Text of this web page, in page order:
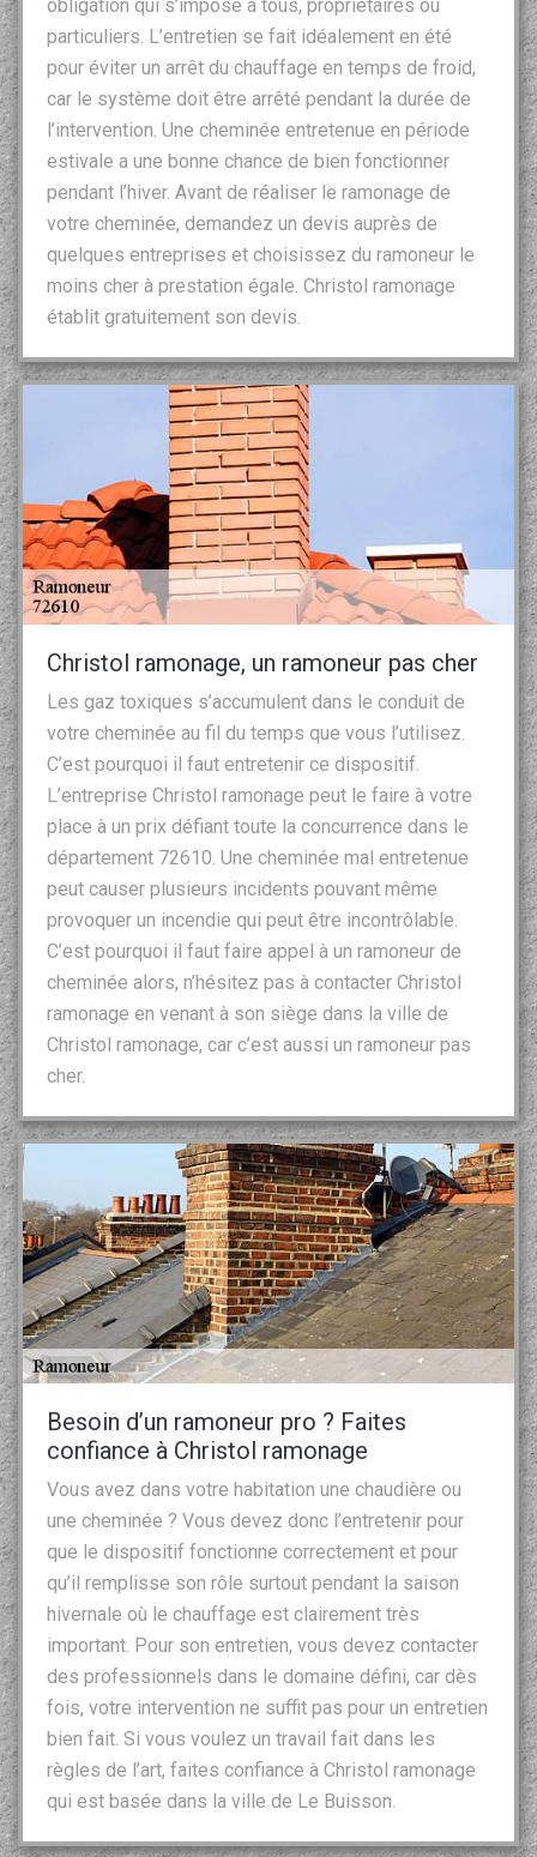
obligation qui s’impose à tous, propriétaires ou
particuliers. L’entretien se fait idéalement en été
pour éviter un arrêt du chauffage en temps de froid,
car le système doit être arrêté pendant la durée de
l’intervention. Une cheminée entretenue en période
estivale a une bonne chance de bien fonctionner
pendant l’hiver. Avant de réaliser le ramonage de
votre cheminée, demandez un devis auprès de
quelques entreprises et choisissez du ramoneur le
moins cher à prestation égale. Christol ramonage
établit gratuitement son devis.
Christol ramonage, un ramoneur pas cher
Les gaz toxiques s’accumulent dans le conduit de
votre cheminée au fil du temps que vous l’utilisez.
C’est pourquoi il faut entretenir ce dispositif.
L’entreprise Christol ramonage peut le faire à votre
place à un prix défiant toute la concurrence dans le
département 72610. Une cheminée mal entretenue
peut causer plusieurs incidents pouvant même
provoquer un incendie qui peut être incontrôlable.
C’est pourquoi il faut faire appel à un ramoneur de
cheminée alors, n’hésitez pas à contacter Christol
ramonage en venant à son siège dans la ville de
Christol ramonage, car c’est aussi un ramoneur pas
cher.
Besoin d’un ramoneur pro ? Faites
confiance à Christol ramonage
Vous avez dans votre habitation une chaudière ou
une cheminée ? Vous devez donc l’entretenir pour
que le dispositif fonctionne correctement et pour
qu’il remplisse son rôle surtout pendant la saison
hivernale où le chauffage est clairement très
important. Pour son entretien, vous devez contacter
des professionnels dans le domaine défini, car dès
fois, votre intervention ne suffit pas pour un entretien
bien fait. Si vous voulez un travail fait dans les
règles de l’art, faites confiance à Christol ramonage
qui est basée dans la ville de Le Buisson.